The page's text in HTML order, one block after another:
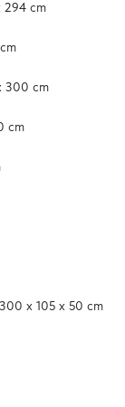
294 cm
300 cm
cm
x 105 x 50 cm